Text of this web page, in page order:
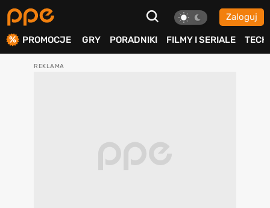
Zaloguj
PROMOCJE GRY PORADNIKI FILMY I SERIALE TECH